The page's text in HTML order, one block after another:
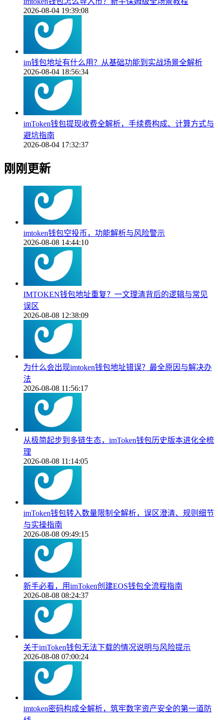
2026-08-04 19:39:08
im钱包地址有什么用？从基础功能到实战场景全解析
2026-08-04 18:56:34
imToken钱包提现收费全解析，手续费构成、计算方式与
避坑指南
2026-08-04 17:32:37
刚刚更新
imtoken钱包空投币，功能解析与风险警示
2026-08-08 14:44:10
IMTOKEN钱包地址重复？一文理清背后的逻辑与常见
误区
2026-08-08 12:38:09
为什么会出现imtoken钱包地址错误？最全原因与解决办
法
2026-08-08 11:56:17
从极简起步到多链生态，imToken钱包历史版本进化全梳
理
2026-08-08 11:14:05
imToken钱包转入数量限制全解析，误区澄清、规则细节
与实操指南
2026-08-08 09:49:15
新手必看，用imToken创建EOS钱包全流程指南
2026-08-08 08:24:37
关于imToken钱包无法下载的情况说明与风险提示
2026-08-08 07:00:24
imtoken密码构成全解析，筑牢数字资产安全的第一道防